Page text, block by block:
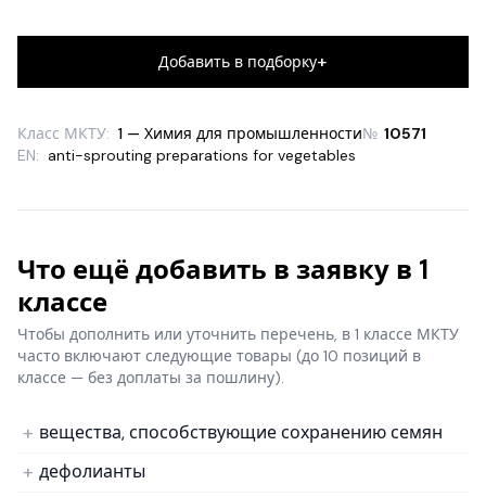
Добавить в подборку+
Класс МКТУ: 1 — Химия для промышленности№ 10571
EN: anti-sprouting preparations for vegetables
Что ещё добавить в заявку в 1
классе
Чтобы дополнить или уточнить перечень, в 1 классе МКТУ
часто включают следующие товары (до 10 позиций в
классе — без доплаты за пошлину).
вещества, способствующие сохранению семян
дефолианты